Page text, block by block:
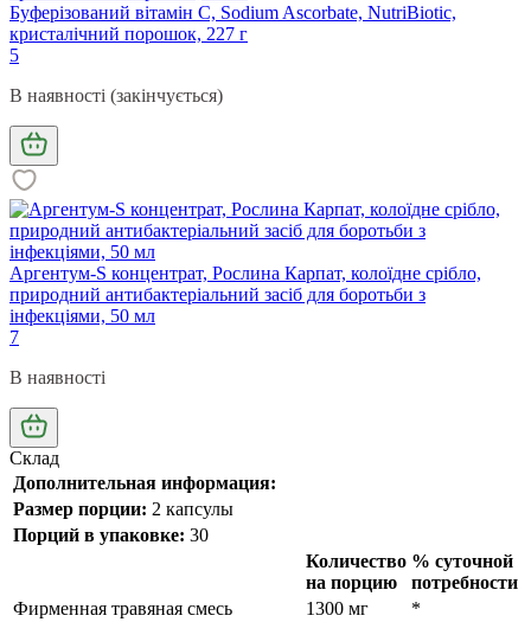
Буферізований вітамін С, Sodium Ascorbate, NutriBiotic,
кристалічний порошок, 227 г
5
В наявності (закінчується)
Аргентум-S концентрат, Рослина Карпат, колоїдне срібло,
природний антибактеріальний засіб для боротьби з
інфекціями, 50 мл
7
В наявності
Склад
Дополнительная информация:
Размер порции: 2 капсулы
Порций в упаковке: 30
Количество
на порцию
% суточной
потребности
Фирменная травяная смесь
1300 мг
*